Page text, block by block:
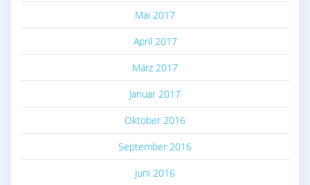
Mai 2017
April 2017
März 2017
Januar 2017
Oktober 2016
September 2016
Juni 2016